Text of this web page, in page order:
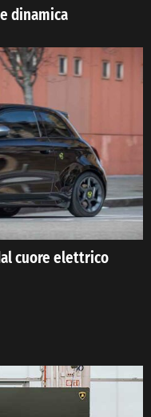
dinamica
cuore elettrico